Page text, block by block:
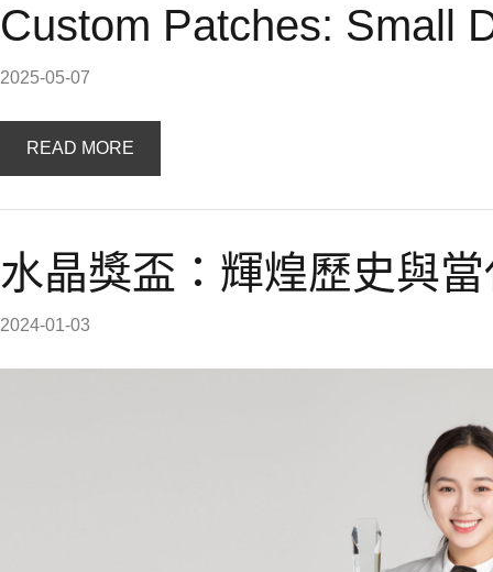
Custom Patches: Small
2025-05-07
READ MORE
水晶獎盃：輝煌歷史與
2024-01-03